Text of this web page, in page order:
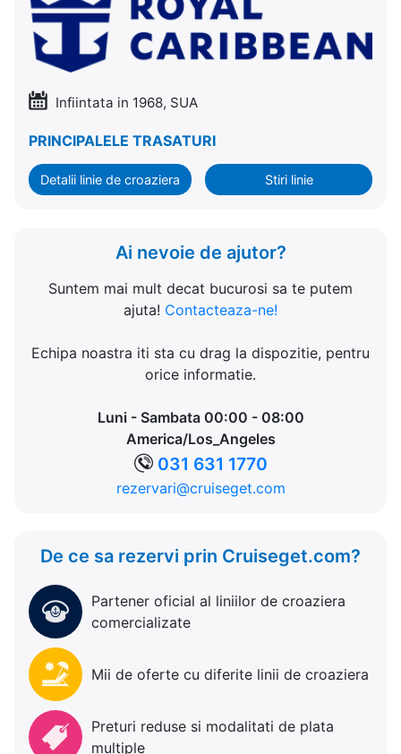
Infiintata in 1968, SUA
PRINCIPALELE TRASATURI
Detalii linie de croaziera Stiri linie
Ai nevoie de ajutor?
Suntem mai mult decat bucurosi sa te putem
ajuta! Contacteaza-ne!
Echipa noastra iti sta cu drag la dispozitie, pentru
orice informatie.
Luni - Sambata 00:00 - 08:00
America/Los_Angeles
031 631 1770
rezervari@cruiseget.com
De ce sa rezervi prin Cruiseget.com?
Partener oficial al liniilor de croaziera
comercializate
Mii de oferte cu diferite linii de croaziera
Preturi reduse si modalitati de plata
multiple